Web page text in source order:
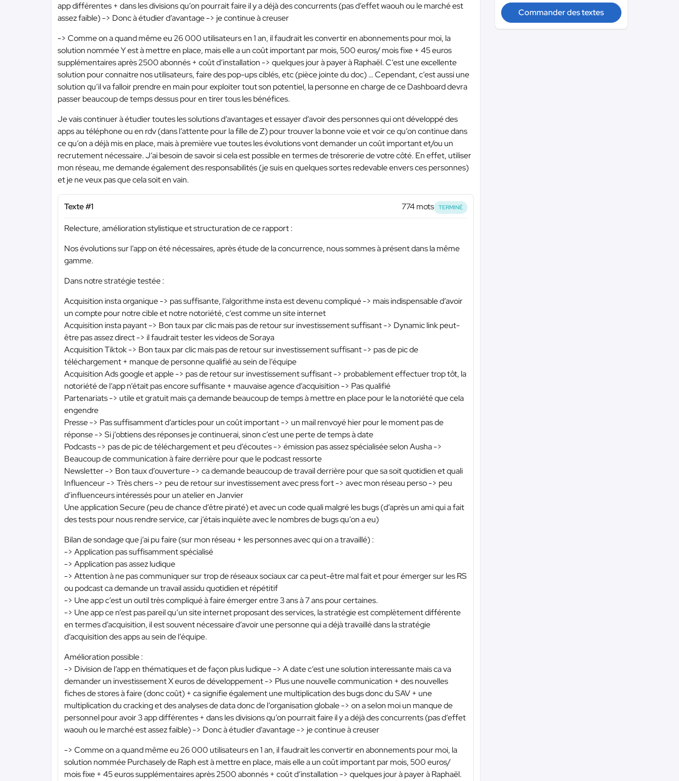
app différentes + dans les divisions qu’on pourrait faire il y a déjà des concurrents (pas d’effet waouh ou le marché est
assez faible) -> Donc à étudier d’avantage -> je continue à creuser
-> Comme on a quand même eu 26 000 utilisateurs en 1 an, il faudrait les convertir en abonnements pour moi, la
solution nommée Y est à mettre en place, mais elle a un coût important par mois, 500 euros/ mois fixe + 45 euros
supplémentaires après 2500 abonnés + coût d’installation -> quelques jour à payer à Raphaël. C’est une excellente
solution pour connaitre nos utilisateurs, faire des pop-ups ciblés, etc (pièce jointe du doc) … Cependant, c’est aussi une
solution qu’il va falloir prendre en main pour exploiter tout son potentiel, la personne en charge de ce Dashboard devra
passer beaucoup de temps dessus pour en tirer tous les bénéfices.
Je vais continuer à étudier toutes les solutions d’avantages et essayer d’avoir des personnes qui ont développé des
apps au téléphone ou en rdv (dans l’attente pour la fille de Z) pour trouver la bonne voie et voir ce qu’on continue dans
ce qu’on a déjà mis en place, mais à première vue toutes les évolutions vont demander un coût important et/ou un
recrutement nécessaire. J’ai besoin de savoir si cela est possible en termes de trésorerie de votre côté. En effet, utiliser
mon réseau, me demande également des responsabilités (je suis en quelques sortes redevable envers ces personnes)
et je ne veux pas que cela soit en vain.
Texte #1 774 mots TERMINÉ
Relecture, amélioration stylistique et structuration de ce rapport :
Nos évolutions sur l’app on été nécessaires, après étude de la concurrence, nous sommes à présent dans la même
gamme.
Dans notre stratégie testée :
Acquisition insta organique -> pas suffisante, l’algorithme insta est devenu compliqué -> mais indispensable d’avoir
un compte pour notre cible et notre notoriété, c’est comme un site internet
Acquisition insta payant -> Bon taux par clic mais pas de retour sur investissement suffisant -> Dynamic link peut-
être pas assez direct -> il faudrait tester les videos de Soraya
Acquisition Tiktok -> Bon taux par clic mais pas de retour sur investissement suffisant -> pas de pic de
téléchargement + manque de personne qualifié au sein de l’équipe
Acquisition Ads google et apple -> pas de retour sur investissement suffisant -> probablement effectuer trop tôt, la
notoriété de l’app n’était pas encore suffisante + mauvaise agence d’acquisition -> Pas qualifié
Partenariats -> utile et gratuit mais ça demande beaucoup de temps à mettre en place pour le la notoriété que cela
engendre
Presse -> Pas suffisamment d’articles pour un coût important -> un mail renvoyé hier pour le moment pas de
réponse -> Si j’obtiens des réponses je continuerai, sinon c’est une perte de temps à date
Podcasts -> pas de pic de téléchargement et peu d’écoutes -> émission pas assez spécialisée selon Ausha ->
Beaucoup de communication à faire derrière pour que le podcast ressorte
Newsletter -> Bon taux d’ouverture -> ca demande beaucoup de travail derrière pour que sa soit quotidien et quali
Influenceur -> Très chers -> peu de retour sur investissement avec press fort -> avec mon réseau perso -> peu
d’influenceurs intéressés pour un atelier en Janvier
Une application Secure (peu de chance d’être piraté) et avec un code quali malgré les bugs (d’après un ami qui a fait
des tests pour nous rendre service, car j’étais inquiète avec le nombres de bugs qu’on a eu)
Bilan de sondage que j’ai pu faire (sur mon réseau + les personnes avec qui on a travaillé) :
-> Application pas suffisamment spécialisé
-> Application pas assez ludique
-> Attention à ne pas communiquer sur trop de réseaux sociaux car ca peut-être mal fait et pour émerger sur les RS
ou podcast ca demande un travail assidu quotidien et répétitif
-> Une app c’est un outil très compliqué à faire émerger entre 3 ans à 7 ans pour certaines.
-> Une app ce n’est pas pareil qu’un site internet proposant des services, la stratégie est complètement différente
en termes d’acquisition, il est souvent nécessaire d’avoir une personne qui a déjà travaillé dans la stratégie
d’acquisition des apps au sein de l’équipe.
Amélioration possible :
-> Division de l’app en thématiques et de façon plus ludique -> A date c’est une solution interessante mais ca va
demander un investissement X euros de développement -> Plus une nouvelle communication + des nouvelles
fiches de stores à faire (donc coût) + ca signifie également une multiplication des bugs donc du SAV + une
multiplication du cracking et des analyses de data donc de l’organisation globale -> on a selon moi un manque de
personnel pour avoir 3 app différentes + dans les divisions qu’on pourrait faire il y a déjà des concurrents (pas d’effet
waouh ou le marché est assez faible) -> Donc à étudier d’avantage -> je continue à creuser
-> Comme on a quand même eu 26 000 utilisateurs en 1 an, il faudrait les convertir en abonnements pour moi, la
solution nommée Purchasely de Raph est à mettre en place, mais elle a un coût important par mois, 500 euros/
mois fixe + 45 euros supplémentaires après 2500 abonnés + coût d’installation -> quelques jour à payer à Raphaël.
Commander des textes